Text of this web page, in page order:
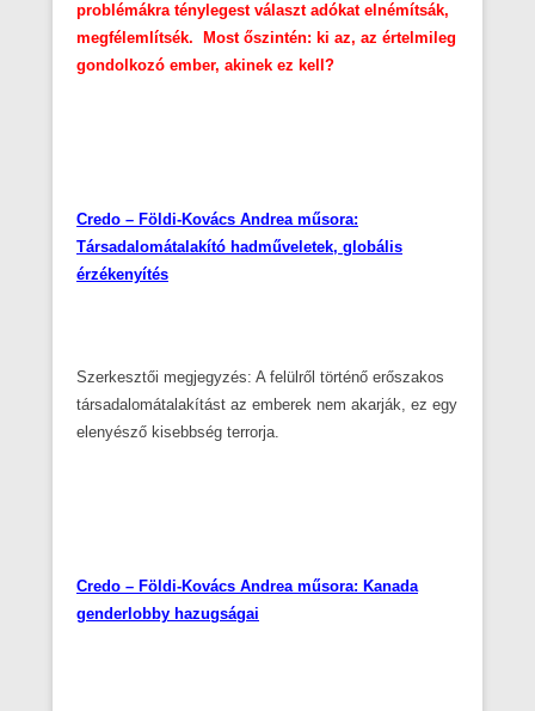
problémákra ténylegest választ adókat elnémítsák,
megfélemlítsék. Most őszintén: ki az, az értelmileg
gondolkozó ember, akinek ez kell?
Credo – Földi-Kovács Andrea műsora:
Társadalomátalakító hadműveletek, globális
érzékenyítés
Szerkesztői megjegyzés: A felülről történő erőszakos
társadalomátalakítást az emberek nem akarják, ez egy
elenyésző kisebbség terrorja.
Credo – Földi-Kovács Andrea műsora: Kanada
genderlobby hazugságai